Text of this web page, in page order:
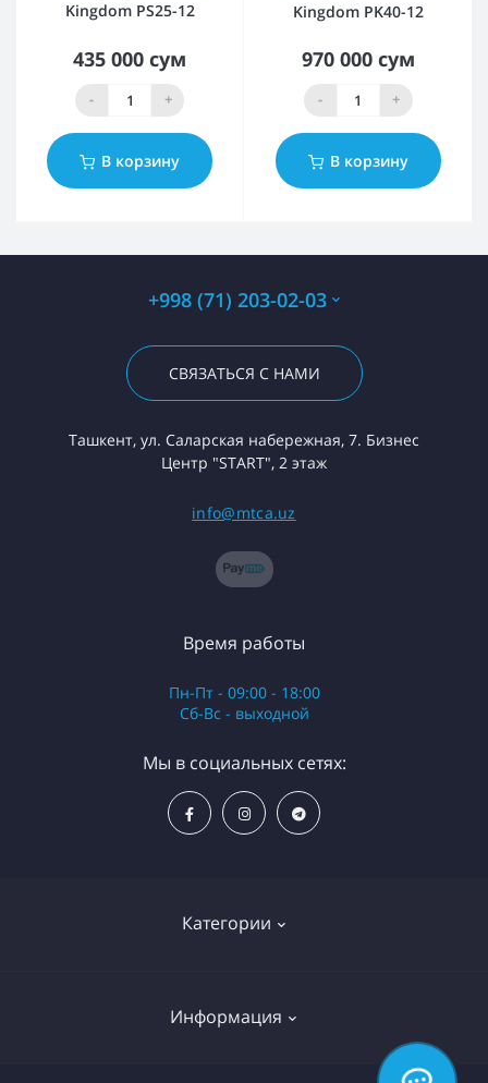
Kingdom PS25-12
435 000 сум
- +
В корзину
Kingdom PK40-12
970 000 сум
- +
В корзину
+998 (71) 203-02-03
СВЯЗАТЬСЯ С НАМИ
Ташкент, ул. Саларская набережная, 7. Бизнес
Центр "START", 2 этаж
info@mtca.uz
Категории
Информация
Время работы
Пн-Пт - 09:00 - 18:00
Сб-Вс - выходной
Мы в социальных сетях: